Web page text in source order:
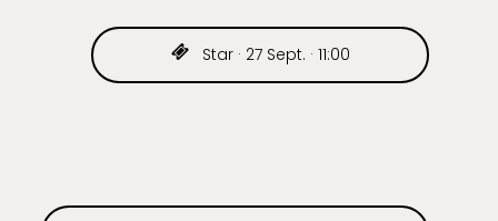
Star · 27 Sept. · 11:00